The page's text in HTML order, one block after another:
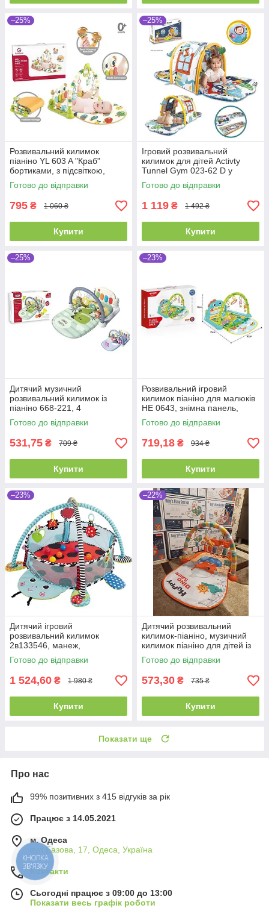
–25%
Розвивальний килимок
піаніно YL 603 A "Краб"
бортиками, з підсвіткою,
звуками, мелодіями
Готово до відправки
795 ₴ 1 060 ₴
Купити
–25%
Ігровий розвивальний
килимок для дітей Activty
Tunnel Gym 023-62 D у
коробці
Готово до відправки
1 119 ₴ 1 492 ₴
Купити
–25%
Дитячий музичний
розвивальний килимок із
піаніно 668-221, 4
брязкальця, дзеркальце,
мелодії
Готово до відправки
531,75 ₴ 709 ₴
Купити
–23%
Розвивальний ігровий
килимок піаніно для малюків
HE 0643, знімна панель,
підсвітка, мелодії, 5 підвісок
Готово до відправки
719,18 ₴ 934 ₴
Купити
–23%
Дитячий ігровий
розвивальний килимок
2в133546, манеж,
брязкальця, 30 кульок
Готово до відправки
1 524,60 ₴ 1 980 ₴
Купити
–22%
Дитячий розвивальний
килимок-піаніно, музичний
килимок піаніно для дітей із
дугою, 5 іграшок, Кораловий
Готово до відправки
573,30 ₴ 735 ₴
Купити
Показати ще
Про нас
99% позитивних з 415 відгуків за рік
Працює з 14.05.2021
м. Одеса
вул.Базова, 17, Одеса, Україна
Контакти
Сьогодні працює з 09:00 до 13:00
Показати весь графік роботи
КНОПКА
ЗВ'ЯЗКУ